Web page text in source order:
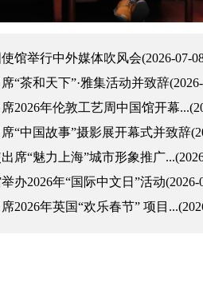
馆举行中外媒体吹风会(2026-07-
“茶和天下”·雅集活动并致辞
2026年伦敦工艺周中国馆开幕
“中国故事”摄影展开幕式并致辞
席“魅力上海”城市形象推广
办2026年“国际中文日”活动(2026-
2026年英国“欢乐春节” 项目